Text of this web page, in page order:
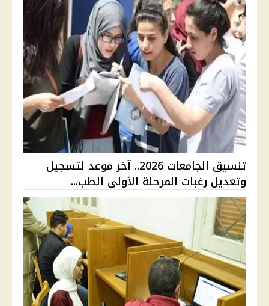
تنسيق الجامعات 2026.. آخر موعد لتسجيل
وتعديل رغبات المرحلة الأولى الطب...